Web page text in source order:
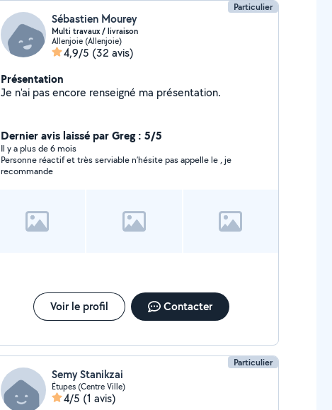
Particulier
Sébastien Mourey
Multi travaux / livraison
Allenjoie (Allenjoie)
4,9/5 (32 avis)
Présentation
Je n'ai pas encore renseigné ma présentation.
Dernier avis laissé par Greg : 5/5
Il y a plus de 6 mois
Personne réactif et très serviable n’hésite pas appelle le , je
recommande
Voir le profil Contacter
Particulier
Semy Stanikzai
Étupes (Centre Ville)
4/5 (1 avis)